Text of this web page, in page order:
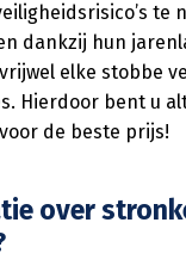
te
dankzij hun
elke stobbe
Hierdoor bent u
de beste prijs!
over